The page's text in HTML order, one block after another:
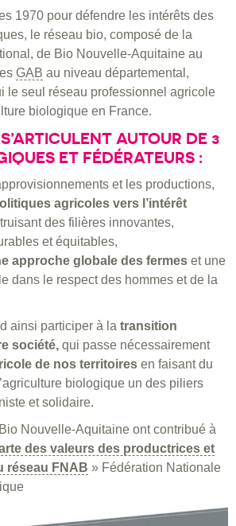
1970 pour défendre les intérêts des
le réseau bio, composé de la
de Bio Nouvelle-Aquitaine au
GAB au niveau départemental,
le seul réseau professionnel agricole
biologique en France.
AUTOUR DE 3
ET FÉDÉRATEURS :
et les productions,
agricoles vers l’intérêt
des filières innovantes,
et équitables,
approche globale des fermes et une
dans le respect des hommes et de la
ainsi participer à la transition
société, qui passe nécessairement
de nos territoires en faisant du
biologique un des piliers
et solidaire.
Nouvelle-Aquitaine ont contribué à
des valeurs des productrices et
réseau FNAB » Fédération Nationale